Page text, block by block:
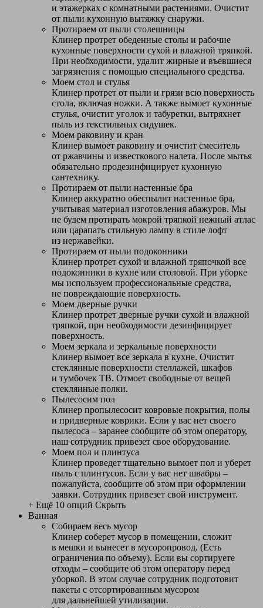
и этажерках с комнатными растениями. Очистит
от пыли кухонную вытяжку снаружи.
Протираем от пыли столешницы
Клинер протрет обеденные столы и рабочие
кухонные поверхности сухой и влажной тряпкой.
При необходимости, удалит жирные и въевшиеся
загрязнения с помощью специального средства.
Моем стол и стулья
Клинер протрет от пыли и грязи всю поверхность
стола, включая ножки. А также вымоет кухонные
стулья, очистит уголок и табуретки, вытряхнет
пыль из текстильных сидушек.
Моем раковину и кран
Клинер вымоет раковину и очистит смеситель
от ржавчины и известкового налета. После мытья
обязательно продезинфицирует кухонную
сантехнику.
Протираем от пыли настенные бра
Клинер аккуратно обеспылит настенные бра,
учитывая материал изготовления абажуров. Мы
не будем протирать мокрой тряпкой нежный атлас
или царапать стильную лампу в стиле лофт
из нержавейки.
Протираем от пыли подоконники
Клинер протрет сухой и влажной тряпочкой все
подоконники в кухне или столовой. При уборке
мы используем профессиональные средства,
не повреждающие поверхность.
Моем дверные ручки
Клинер протрет дверные ручки сухой и влажной
тряпкой, при необходимости дезинфицирует
поверхность.
Моем зеркала и зеркальные поверхности
Клинер вымоет все зеркала в кухне. Очистит
стеклянные поверхности стеллажей, шкафов
и тумбочек ТВ. Отмоет свободные от вещей
стеклянные полки.
Пылесосим пол
Клинер пропылесосит ковровые покрытия, полы
и придверные коврики. Если у вас нет своего
пылесоса – заранее сообщите об этом оператору,
наш сотрудник привезет свое оборудование.
Моем пол и плинтуса
Клинер проведет тщательно вымоет пол и уберет
пыль с плинтусов. Если у вас нет швабры –
пожалуйста, сообщите об этом при оформлении
заявки. Сотрудник привезет свой инструмент.
+ Ещё 10 опций Скрыть
Ванная
Собираем весь мусор
Клинер соберет мусор в помещении, сложит
в мешки и вынесет в мусоропровод. (Есть
ограничения по объему). Если вы сортируете
отходы – сообщите об этом оператору перед
уборкой. В этом случае сотрудник подготовит
пакеты с отсортированным мусором
для дальнейшей утилизации.